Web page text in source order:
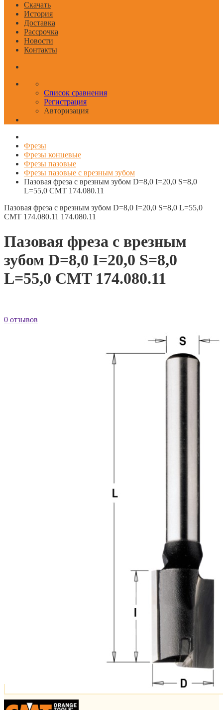
Скачать
История
Доставка
Рассрочка
Новости
Контакты
Список сравнения
Регистрация
Авторизация
Фрезы
Фрезы концевые
Фрезы пазовые
Фрезы пазовые с врезным зубом
Пазовая фреза с врезным зубом D=8,0 I=20,0 S=8,0
L=55,0 CMT 174.080.11
Пазовая фреза с врезным зубом D=8,0 I=20,0 S=8,0 L=55,0
CMT 174.080.11 174.080.11
Пазовая фреза с врезным
зубом D=8,0 I=20,0 S=8,0
L=55,0 CMT 174.080.11
0 отзывов